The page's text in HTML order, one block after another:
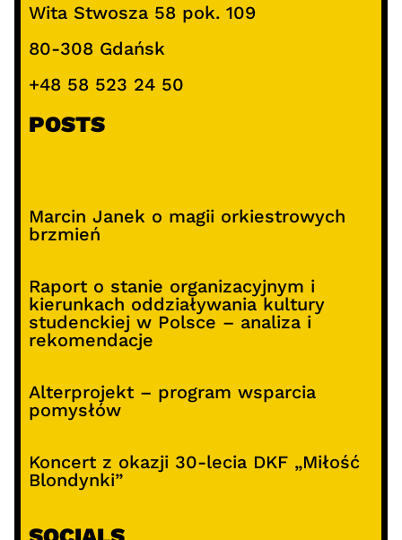
Wita Stwosza 58 pok. 109
80-308 Gdańsk
+48 58 523 24 50
POSTS
Marcin Janek o magii orkiestrowych
brzmień
Raport o stanie organizacyjnym i
kierunkach oddziaływania kultury
studenckiej w Polsce – analiza i
rekomendacje
Alterprojekt – program wsparcia
pomysłów
Koncert z okazji 30-lecia DKF „Miłość
Blondynki”